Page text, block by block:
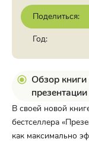
Поделиться:
Год:
Обзор
В своей новой
бестселлера
как максимально